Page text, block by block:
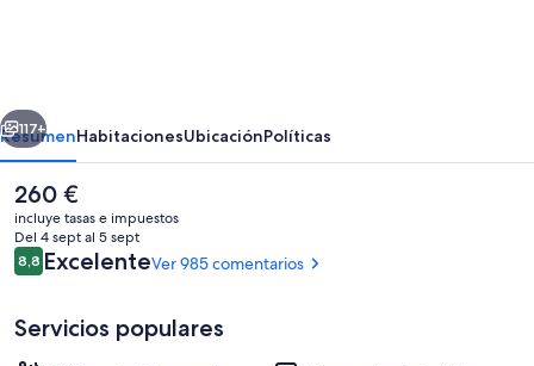
Spitsbergen
Siguiente
117+
ResumenHabitacionesUbicaciónPolíticas
El
precio
actual
es
de
260 €
incluye tasas e impuestos
Del 4 sept al 5 sept
Comentarios
8,88,8 de 10
ExcelenteVer 985 comentarios
Servicios populares